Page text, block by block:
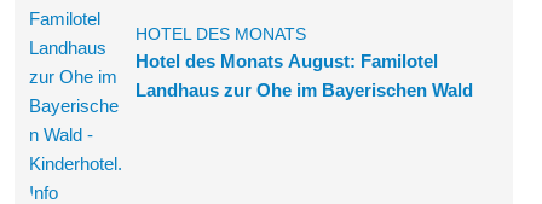
HOTEL DES MONATS
Hotel des Monats August: Familotel
Landhaus zur Ohe im Bayerischen Wald